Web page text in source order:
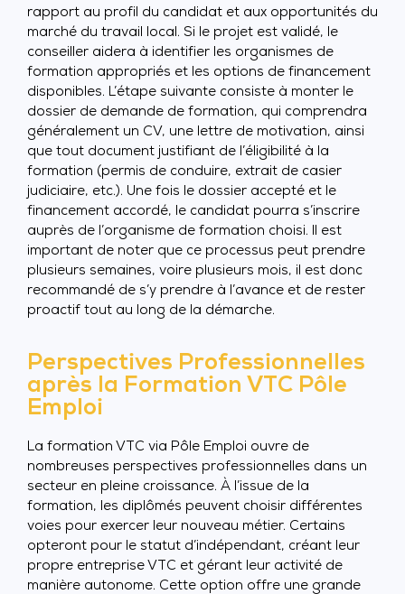
rapport au profil du candidat et aux opportunités du
marché du travail local. Si le projet est validé, le
conseiller aidera à identifier les organismes de
formation appropriés et les options de financement
disponibles. L’étape suivante consiste à monter le
dossier de demande de formation, qui comprendra
généralement un CV, une lettre de motivation, ainsi
que tout document justifiant de l’éligibilité à la
formation (permis de conduire, extrait de casier
judiciaire, etc.). Une fois le dossier accepté et le
financement accordé, le candidat pourra s’inscrire
auprès de l’organisme de formation choisi. Il est
important de noter que ce processus peut prendre
plusieurs semaines, voire plusieurs mois, il est donc
recommandé de s’y prendre à l’avance et de rester
proactif tout au long de la démarche.
Perspectives Professionnelles
après la Formation VTC Pôle
Emploi
La formation VTC via Pôle Emploi ouvre de
nombreuses perspectives professionnelles dans un
secteur en pleine croissance. À l’issue de la
formation, les diplômés peuvent choisir différentes
voies pour exercer leur nouveau métier. Certains
opteront pour le statut d’indépendant, créant leur
propre entreprise VTC et gérant leur activité de
manière autonome. Cette option offre une grande